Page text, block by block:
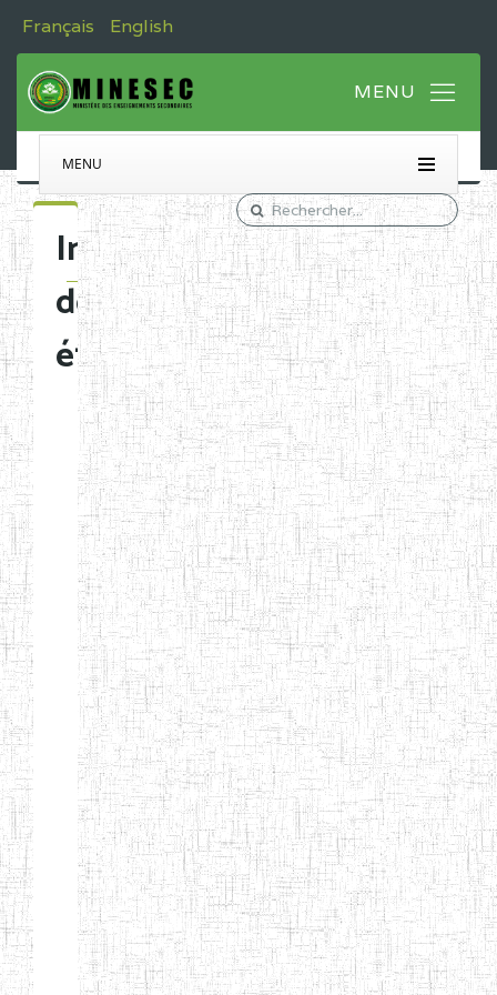
Français English
MENU
Immatriculation
des
établissements
Etablissements
d'enseignement
normal
ENI
Chercher:
Effacer les filtres
Denomination
Type